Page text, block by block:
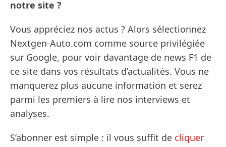
notre site ?
Vous appréciez nos actus ? Alors sélectionnez
Nextgen-Auto.com comme source privilégiée
sur Google, pour voir davantage de news F1 de
ce site dans vos résultats d’actualités. Vous ne
manquerez plus aucune information et serez
parmi les premiers à lire nos interviews et
analyses.
S’abonner est simple : il vous suffit de cliquer